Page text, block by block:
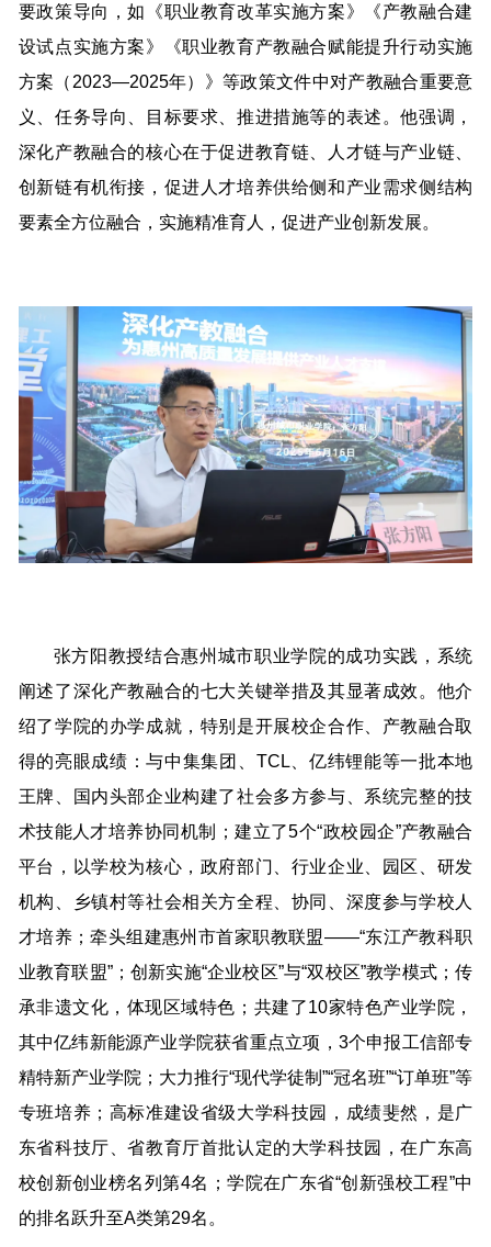
要政策导向，如《职业教育改革实施方案》《产教融合建
设试点实施方案》《职业教育产教融合赋能提升行动实施
方案（2023—2025年）》等政策文件中对产教融合重要意
义、任务导向、目标要求、推进措施等的表述。他强调，
深化产教融合的核心在于促进教育链、人才链与产业链、
创新链有机衔接，促进人才培养供给侧和产业需求侧结构
要素全方位融合，实施精准育人，促进产业创新发展。
张方阳教授结合惠州城市职业学院的成功实践，系统
阐述了深化产教融合的七大关键举措及其显著成效。他介
绍了学院的办学成就，特别是开展校企合作、产教融合取
得的亮眼成绩：与中集集团、TCL、亿纬锂能等一批本地
王牌、国内头部企业构建了社会多方参与、系统完整的技
术技能人才培养协同机制；建立了5个“政校园企”产教融合
平台，以学校为核心，政府部门、行业企业、园区、研发
机构、乡镇村等社会相关方全程、协同、深度参与学校人
才培养；牵头组建惠州市首家职教联盟——“东江产教科职
业教育联盟”；创新实施“企业校区”与“双校区”教学模式；传
承非遗文化，体现区域特色；共建了10家特色产业学院，
其中亿纬新能源产业学院获省重点立项，3个申报工信部专
精特新产业学院；大力推行“现代学徒制”“冠名班”“订单班”等
专班培养；高标准建设省级大学科技园，成绩斐然，是广
东省科技厅、省教育厅首批认定的大学科技园，在广东高
校创新创业榜名列第4名；学院在广东省“创新强校工程”中
的排名跃升至A类第29名。